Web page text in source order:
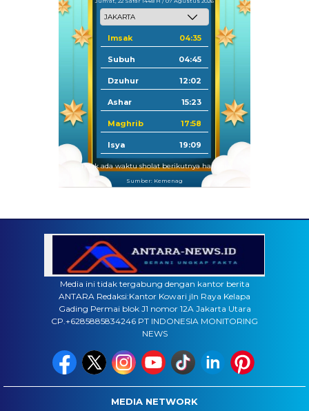
Imsak 04:35
Subuh 04:45
Dzuhur 12:02
Ashar 15:23
Maghrib 17:58
Isya 19:09
Tidak ada waktu sholat berikutnya hari ini.
Sumber: Kemenag
Media ini tidak tergabung dengan kantor berita
ANTARA Redaksi:Kantor Kowari jln Raya Kelapa
Gading Permai blok J1 nomor 12A Jakarta Utara
CP.+6285885834246 PT INDONESIA MONITORING
NEWS
MEDIA NETWORK